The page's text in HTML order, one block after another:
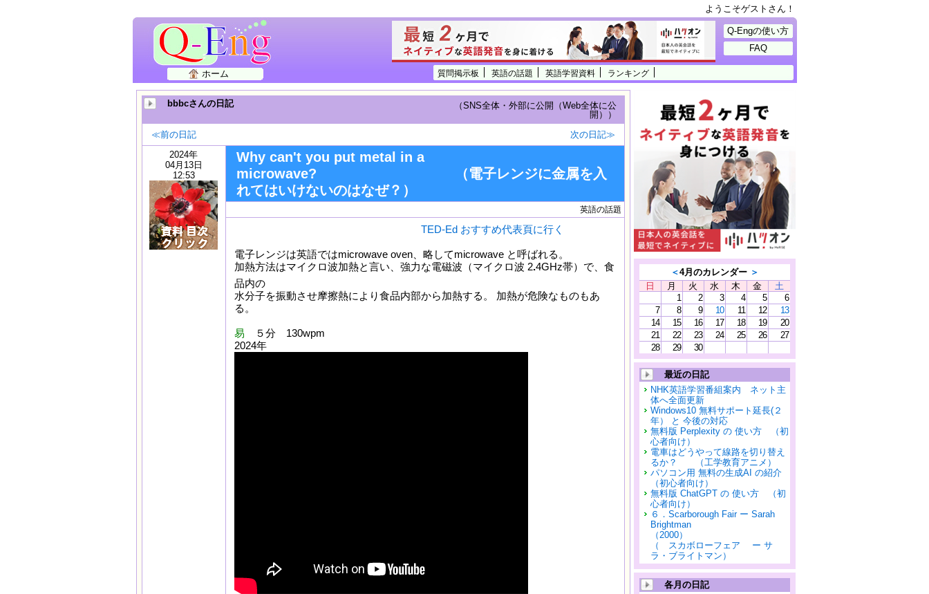
ようこそゲストさん！
質問掲示板 英語の話題 英語学習資料 ランキング
ホーム
Q-Engの使い方
FAQ
bbbcさんの日記
（SNS全体・外部に公開（Web全体に公
開））
≪前の日記
次の日記≫
2024年
04月13日
12:53
Why can't you put metal in a
microwave? （電子レンジに金属を入
れてはいけないのはなぜ？）
英語の話題
TED-Ed おすすめ代表頁に行く
電子レンジは英語ではmicrowave oven、略してmicrowave と呼ばれる。
加熱方法はマイクロ波加熱と言い、強力な電磁波（マイクロ波 2.4GHz帯）で、食
品内の
水分子を振動させ摩擦熱により食品内部から加熱する。 加熱が危険なものもあ
る。
易 ５分 130wpm
2024年
＜4月のカレンダー ＞
日
月 火 水 木 金
土
1
2 3 4 5
6
7
8 9 10 11 12
13
14
15 16 17 18 19
20
21
22 23 24 25 26
27
28
29 30
最近の日記
NHK英語学習番組案内 ネット主
体へ全面更新
Windows10 無料サポート延長(２
年） と 今後の対応
無料版 Perplexity の 使い方 （初
心者向け）
電車はどうやって線路を切り替え
るか？ （工学教育アニメ）
パソコン用 無料の生成AI の紹介
（初心者向け）
無料版 ChatGPT の 使い方 （初
心者向け）
６．Scarborough Fair ー Sarah
Brightman
（2000）
（ スカボローフェア ー サ
ラ・ブライトマン）
各月の日記